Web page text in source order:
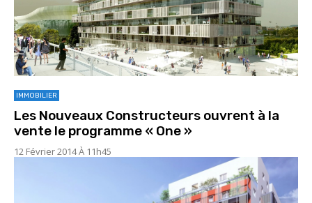
IMMOBILIER
Les Nouveaux Constructeurs ouvrent à la
vente le programme « One »
12 Février 2014 À 11h45